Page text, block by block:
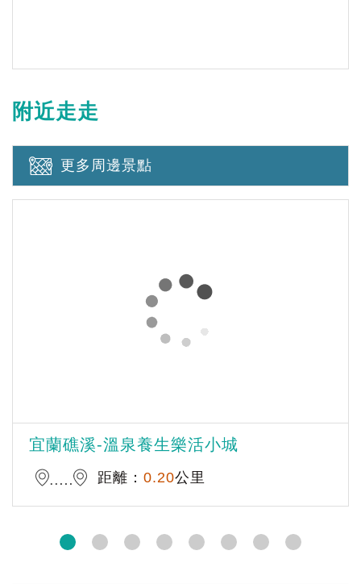
附近走走
更多周邊景點
宜蘭礁溪-溫泉養生樂活小城
距離： 0.20公里